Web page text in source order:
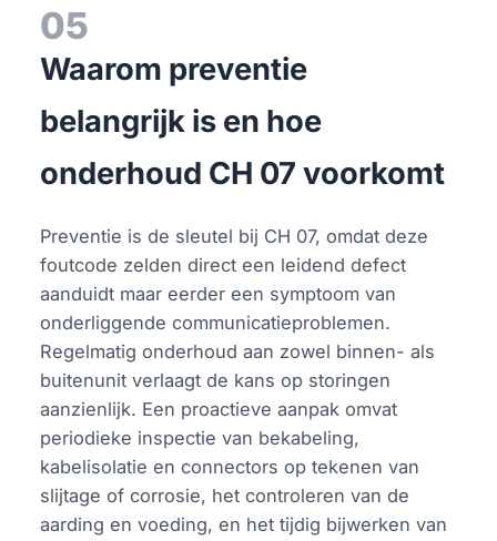
05
Waarom preventie
belangrijk is en hoe
onderhoud CH 07 voorkomt
Preventie is de sleutel bij CH 07, omdat deze
foutcode zelden direct een leidend defect
aanduidt maar eerder een symptoom van
onderliggende communicatieproblemen.
Regelmatig onderhoud aan zowel binnen- als
buitenunit verlaagt de kans op storingen
aanzienlijk. Een proactieve aanpak omvat
periodieke inspectie van bekabeling,
kabelisolatie en connectors op tekenen van
slijtage of corrosie, het controleren van de
aarding en voeding, en het tijdig bijwerken van